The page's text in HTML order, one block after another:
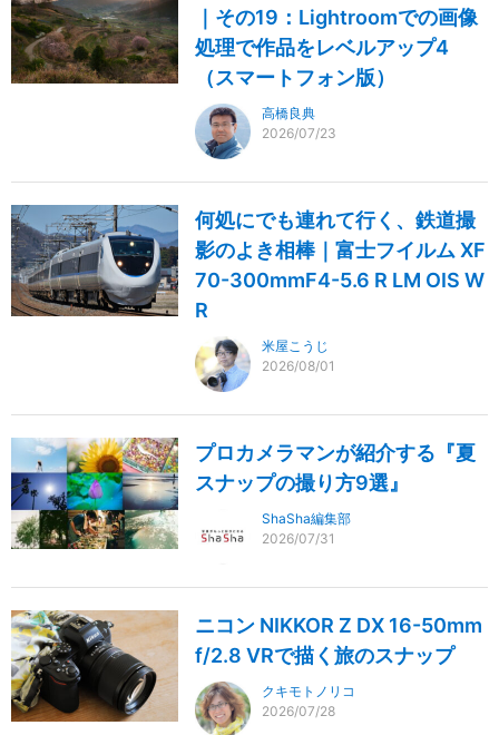
｜その19：Lightroomでの画像
処理で作品をレベルアップ4
（スマートフォン版）
高橋良典
2026/07/23
何処にでも連れて行く、鉄道撮
影のよき相棒｜富士フイルム XF
70-300mmF4-5.6 R LM OIS W
R
米屋こうじ
2026/08/01
プロカメラマンが紹介する『夏
スナップの撮り方9選』
ShaSha編集部
2026/07/31
ニコン NIKKOR Z DX 16-50mm
f/2.8 VRで描く旅のスナップ
クキモトノリコ
2026/07/28